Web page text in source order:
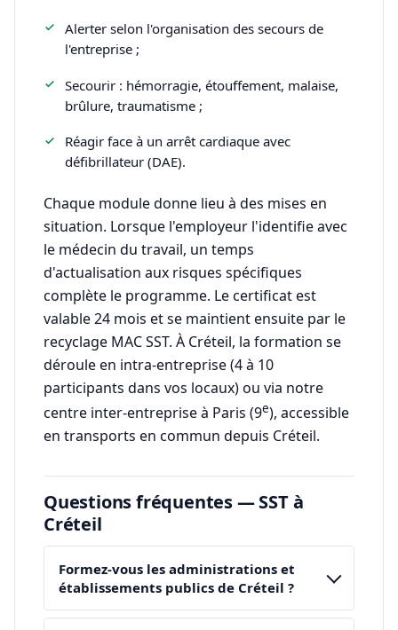
Alerter selon l'organisation des secours de
l'entreprise ;
Secourir : hémorragie, étouffement, malaise,
brûlure, traumatisme ;
Réagir face à un arrêt cardiaque avec
défibrillateur (DAE).
Chaque module donne lieu à des mises en
situation. Lorsque l'employeur l'identifie avec
le médecin du travail, un temps
d'actualisation aux risques spécifiques
complète le programme. Le certificat est
valable 24 mois et se maintient ensuite par le
recyclage MAC SST. À Créteil, la formation se
déroule en intra-entreprise (4 à 10
participants dans vos locaux) ou via notre
centre inter-entreprise à Paris (9e), accessible
en transports en commun depuis Créteil.
Questions fréquentes — SST à
Créteil
Formez-vous les administrations et
établissements publics de Créteil ?